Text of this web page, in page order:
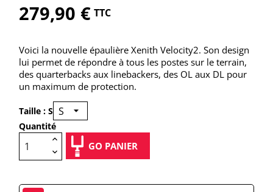
279,90 € TTC
Voici la nouvelle épaulière Xenith Velocity2. Son design
lui permet de répondre à tous les postes sur le terrain,
des quarterbacks aux linebackers, des OL aux DL pour
un maximum de protection.
Taille : S
Quantité
GO PANIER